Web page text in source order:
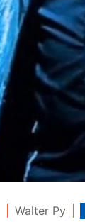
Walter Py